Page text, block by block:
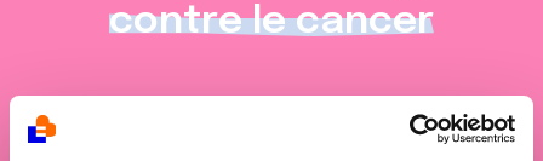
contre le cancer